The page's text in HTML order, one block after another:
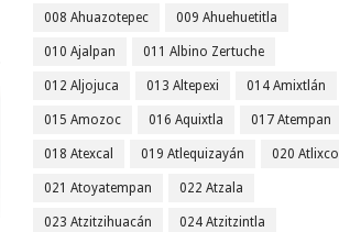
008 Ahuazotepec 009 Ahuehuetitla
010 Ajalpan 011 Albino Zertuche
012 Aljojuca 013 Altepexi 014 Amixtlán
015 Amozoc 016 Aquixtla 017 Atempan
018 Atexcal 019 Atlequizayán 020 Atlixco
021 Atoyatempan 022 Atzala
023 Atzitzihuacán 024 Atzitzintla